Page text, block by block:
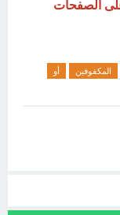
الصفحات
المكفوفين
أو